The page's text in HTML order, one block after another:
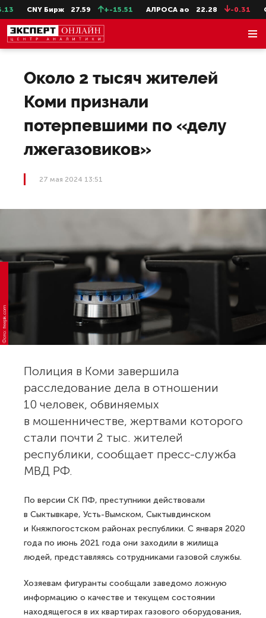
CNY Бирж 27.59 +-15.51 АЛРОСА ао 22.28 -0.31
Около 2 тысяч жителей
Коми признали
потерпевшими по «делу
лжегазовиков»
27 мая 2024 13:51
Фото: freepik.com
Полиция в Коми завершила
расследование дела в отношении
10 человек, обвиняемых
в мошенничестве, жертвами которого
стали почти 2 тыс. жителей
республики, сообщает пресс-служба
МВД РФ.
По версии СК ПФ, преступники действовали
в Сыктывкаре, Усть-Вымском, Сыктывдинском
и Княжпогостском районах республики. С января 2020
года по июнь 2021 года они заходили в жилища
людей, представляясь сотрудниками газовой службы.
Хозяевам фигуранты сообщали заведомо ложную
информацию о качестве и текущем состоянии
находящегося в их квартирах газового оборудования,